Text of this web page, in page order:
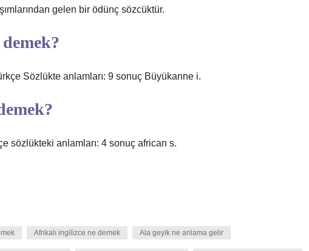
gelen bir ödünç sözcüktür.
Sözlükte anlamları: 9 sonuç Büyükanne i.
sözlükteki anlamları: 4 sonuç african s.
Afrikalı ingilizce ne demek Ala geyik ne anlama gelir